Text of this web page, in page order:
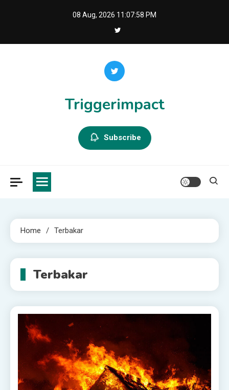
08 Aug, 2026 11:07:58 PM
Triggerimpact
Subscribe
Home Terbakar
Terbakar